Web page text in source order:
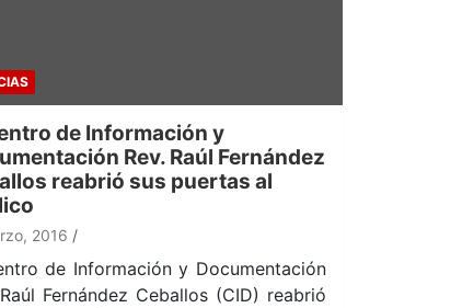
de Información y
Rev. Raúl Fernández
reabrió sus puertas al
2016
de Información y Documentación
Fernández Ceballos (CID) reabrió